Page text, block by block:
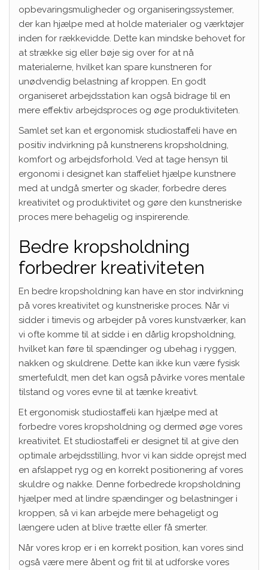
opbevaringsmuligheder og organiseringssystemer,
der kan hjælpe med at holde materialer og værktøjer
inden for rækkevidde. Dette kan mindske behovet for
at strække sig eller bøje sig over for at nå
materialerne, hvilket kan spare kunstneren for
unødvendig belastning af kroppen. En godt
organiseret arbejdsstation kan også bidrage til en
mere effektiv arbejdsproces og øge produktiviteten.
Samlet set kan et ergonomisk studiostaffeli have en
positiv indvirkning på kunstnerens kropsholdning,
komfort og arbejdsforhold. Ved at tage hensyn til
ergonomi i designet kan staffeliet hjælpe kunstnere
med at undgå smerter og skader, forbedre deres
kreativitet og produktivitet og gøre den kunstneriske
proces mere behagelig og inspirerende.
Bedre kropsholdning
forbedrer kreativiteten
En bedre kropsholdning kan have en stor indvirkning
på vores kreativitet og kunstneriske proces. Når vi
sidder i timevis og arbejder på vores kunstværker, kan
vi ofte komme til at sidde i en dårlig kropsholdning,
hvilket kan føre til spændinger og ubehag i ryggen,
nakken og skuldrene. Dette kan ikke kun være fysisk
smertefuldt, men det kan også påvirke vores mentale
tilstand og vores evne til at tænke kreativt.
Et ergonomisk studiostaffeli kan hjælpe med at
forbedre vores kropsholdning og dermed øge vores
kreativitet. Et studiostaffeli er designet til at give den
optimale arbejdsstilling, hvor vi kan sidde oprejst med
en afslappet ryg og en korrekt positionering af vores
skuldre og nakke. Denne forbedrede kropsholdning
hjælper med at lindre spændinger og belastninger i
kroppen, så vi kan arbejde mere behageligt og
længere uden at blive trætte eller få smerter.
Når vores krop er i en korrekt position, kan vores sind
også være mere åbent og frit til at udforske vores